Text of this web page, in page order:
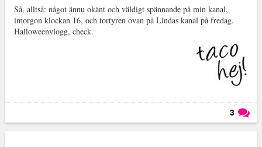
Så, alltså: något ännu okänt och väldigt spännande på min kanal,
imorgon klockan 16, och tortyren ovan på Lindas kanal på fredag.
Halloweenvlogg, check.
3